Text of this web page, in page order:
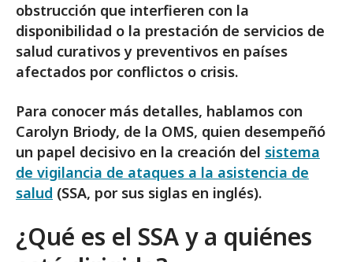
obstrucción que interfieren con la
disponibilidad o la prestación de servicios de
salud curativos y preventivos en países
afectados por conflictos o crisis.
Para conocer más detalles, hablamos con
Carolyn Briody, de la OMS, quien desempeñó
un papel decisivo en la creación del sistema
de vigilancia de ataques a la asistencia de
salud (SSA, por sus siglas en inglés).
¿Qué es el SSA y a quiénes